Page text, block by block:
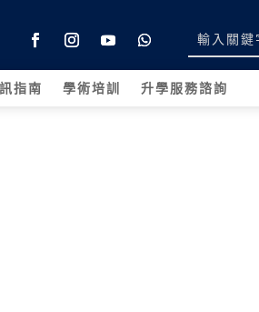
指南 學術培訓 升學服務諮詢